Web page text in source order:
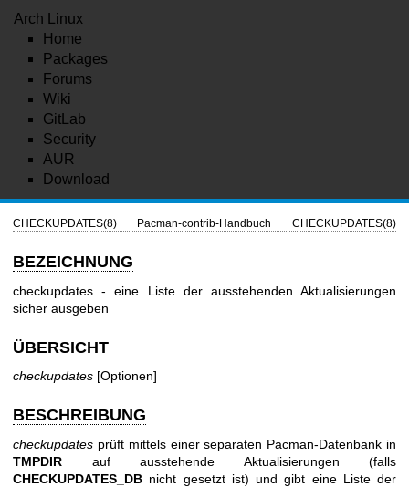
Arch Linux
Home
Packages
Forums
Wiki
GitLab
Security
AUR
Download
CHECKUPDATES(8) Pacman-contrib-Handbuch CHECKUPDATES(8)
BEZEICHNUNG
checkupdates - eine Liste der ausstehenden Aktualisierungen
sicher ausgeben
ÜBERSICHT
checkupdates [Optionen]
BESCHREIBUNG
checkupdates prüft mittels einer separaten Pacman-Datenbank in
TMPDIR auf ausstehende Aktualisierungen (falls
CHECKUPDATES_DB nicht gesetzt ist) und gibt eine Liste der